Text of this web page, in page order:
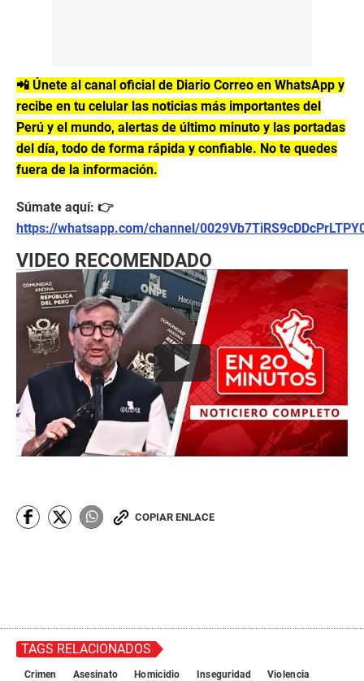
📲 Únete al canal oficial de Diario Correo en WhatsApp y
recibe en tu celular las noticias más importantes del
Perú y el mundo, alertas de último minuto y las portadas
del día, todo de forma rápida y confiable. No te quedes
fuera de la información.
Súmate aquí: 👉
https://whatsapp.com/channel/
VIDEO RECOMENDADO
COPIAR ENLACE
TAGS RELACIONADOS
Crimen Asesinato Homicidio Inseguridad
Violencia